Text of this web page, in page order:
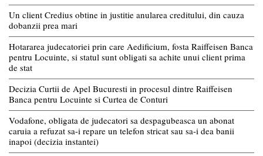
Un client Credius obtine in justitie anularea creditului, din cauza
dobanzii prea mari
Hotararea judecatoriei prin care Aedificium, fosta Raiffeisen Banca
pentru Locuinte, si statul sunt obligati sa achite unui client prima
de stat
Decizia Curtii de Apel Bucuresti in procesul dintre Raiffeisen
Banca pentru Locuinte si Curtea de Conturi
Vodafone, obligata de judecatori sa despagubeasca un abonat
caruia a refuzat sa-i repare un telefon stricat sau sa-i dea banii
inapoi (decizia instantei)